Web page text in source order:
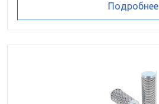
Подробнее